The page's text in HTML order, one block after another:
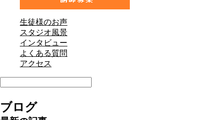
生徒様のお声
スタジオ風景
インタビュー
よくある質問
アクセス
ブログ